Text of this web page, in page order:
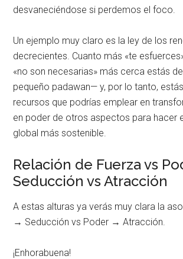
desvaneciéndose si perdemos el foco.
Un ejemplo muy claro es la ley de los
decrecientes. Cuanto más «te
«no son necesarias» más cerca estás
pequeño padawan— y, por lo tanto,
recursos que podrías emplear en
en poder de otros aspectos para hacer
global más sostenible.
Relación de Fuerza vs
Seducción vs Atracción
A estas alturas ya verás muy clara la
→ Seducción vs Poder → Atracción.
¡Enhorabuena!